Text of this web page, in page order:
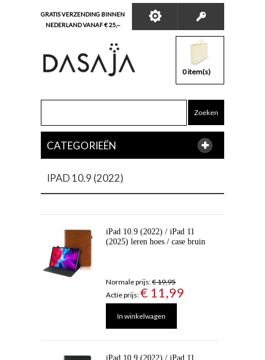
GRATIS VERZENDING BINNEN
NEDERLAND VANAF € 25,--
0 item(s)
Zoeken
CATEGORIEËN
IPAD 10.9 (2022)
iPad 10.9 (2022) / iPad 11
(2025) leren hoes / case bruin
Normale prijs:€ 19,95
Actie prijs:€ 11,99
In winkelwagen
iPad 10.9 (2022) / iPad 11